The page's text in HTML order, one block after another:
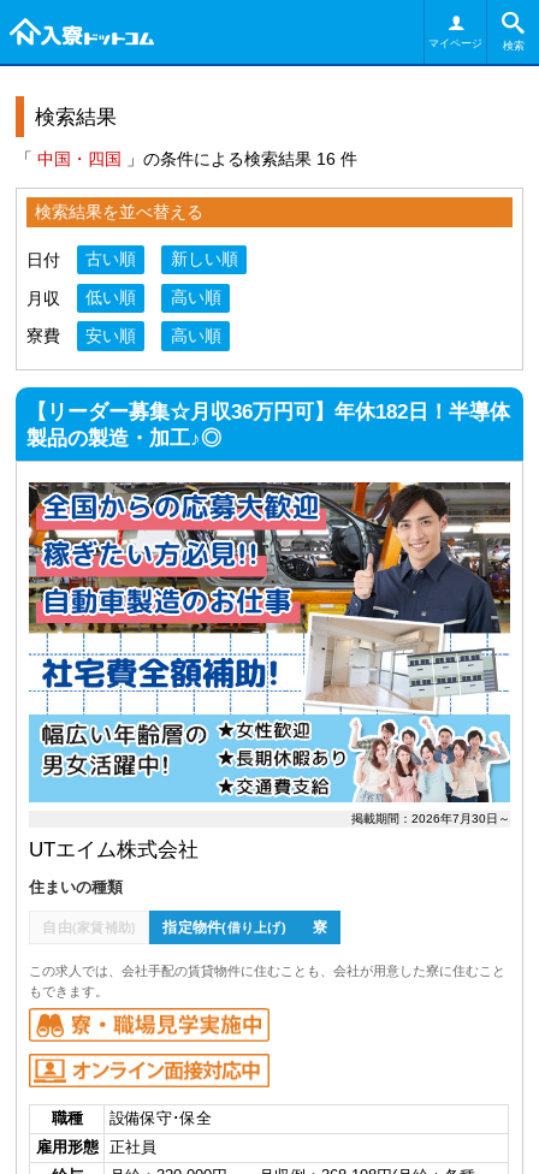
検索
マイページ
検索結果
「 中国・四国 」の条件による検索結果 16 件
検索結果を並べ替える
日付 古い順
新しい順
月収
低い順
高い順
寮費
安い順 高い順
【リーダー募集☆月収36万円可】年休182日！半導体
製品の製造・加工♪◎
掲載期間：2026年7月30日～
UTエイム株式会社
住まいの種類
自由(家賃補助) 指定物件(借り上げ) 寮
この求人では、会社手配の賃貸物件に住むことも、会社が用意した寮に住むこと
もできます。
職種
設備保守･保全
雇用形態
正社員